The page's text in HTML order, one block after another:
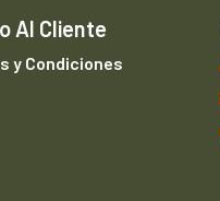
Al Cliente
y Condiciones